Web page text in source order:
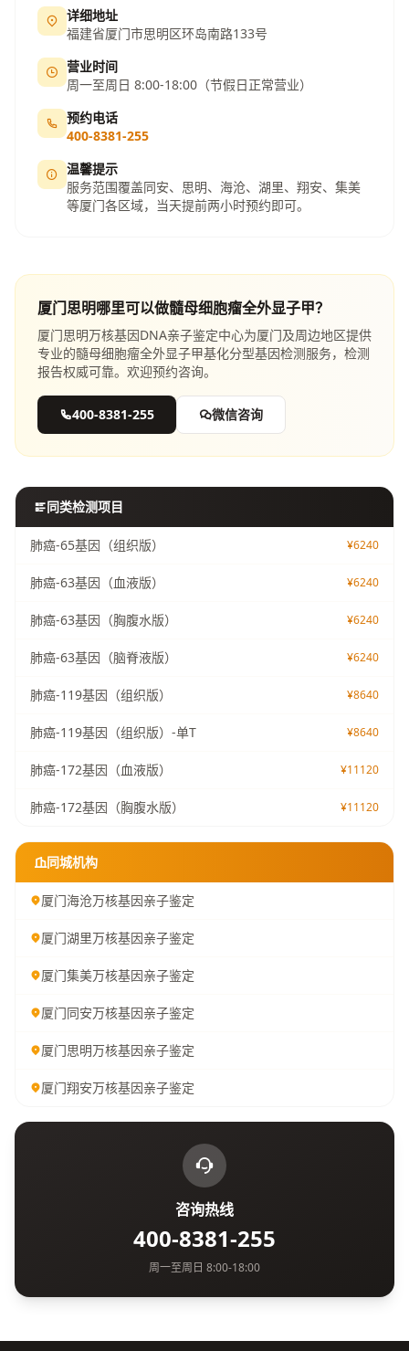
详细地址
福建省厦门市思明区环岛南路133号
营业时间
周一至周日 8:00-18:00（节假日正常营业）
预约电话
400-8381-255
温馨提示
服务范围覆盖同安、思明、海沧、湖里、翔安、集美
等厦门各区域，当天提前两小时预约即可。
厦门思明哪里可以做髓母细胞瘤全外显子甲？
厦门思明万核基因DNA亲子鉴定中心为厦门及周边地区提供
专业的髓母细胞瘤全外显子甲基化分型基因检测服务，检测
报告权威可靠。欢迎预约咨询。
400-8381-255 微信咨询
同类检测项目
肺癌-65基因（组织版） ¥6240
肺癌-63基因（血液版） ¥6240
肺癌-63基因（胸腹水版） ¥6240
肺癌-63基因（脑脊液版） ¥6240
肺癌-119基因（组织版） ¥8640
肺癌-119基因（组织版）-单T ¥8640
肺癌-172基因（血液版） ¥11120
肺癌-172基因（胸腹水版） ¥11120
同城机构
厦门海沧万核基因亲子鉴定
厦门湖里万核基因亲子鉴定
厦门集美万核基因亲子鉴定
厦门同安万核基因亲子鉴定
厦门思明万核基因亲子鉴定
厦门翔安万核基因亲子鉴定
咨询热线
400-8381-255
周一至周日 8:00-18:00